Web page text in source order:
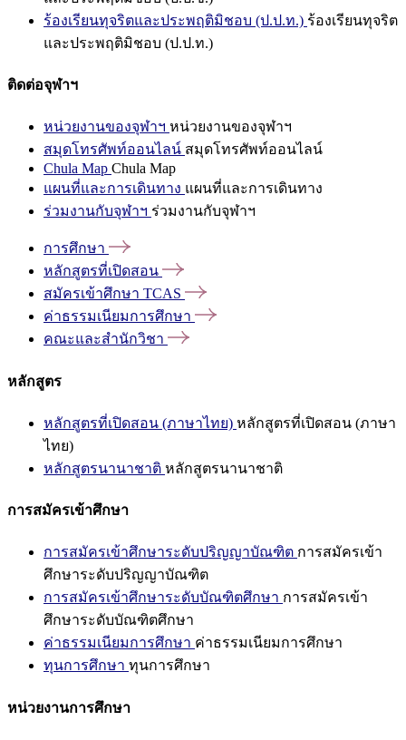
ร้องเรียนทุจริตและประพฤติมิชอบ (ป.ป.ท.) ร้องเรียนทุจริต
และประพฤติมิชอบ (ป.ป.ท.)
ติดต่อจุฬาฯ
หน่วยงานของจุฬาฯ หน่วยงานของจุฬาฯ
สมุดโทรศัพท์ออนไลน์ สมุดโทรศัพท์ออนไลน์
Chula Map Chula Map
แผนที่และการเดินทาง แผนที่และการเดินทาง
ร่วมงานกับจุฬาฯ ร่วมงานกับจุฬาฯ
การศึกษา
หลักสูตรที่เปิดสอน
สมัครเข้าศึกษา TCAS
ค่าธรรมเนียมการศึกษา
คณะและสำนักวิชา
หลักสูตร
หลักสูตรที่เปิดสอน (ภาษาไทย) หลักสูตรที่เปิดสอน (ภาษา
ไทย)
หลักสูตรนานาชาติ หลักสูตรนานาชาติ
การสมัครเข้าศึกษา
การสมัครเข้าศึกษาระดับปริญญาบัณฑิต การสมัครเข้า
ศึกษาระดับปริญญาบัณฑิต
การสมัครเข้าศึกษาระดับบัณฑิตศึกษา การสมัครเข้า
ศึกษาระดับบัณฑิตศึกษา
ค่าธรรมเนียมการศึกษา ค่าธรรมเนียมการศึกษา
ทุนการศึกษา ทุนการศึกษา
หน่วยงานการศึกษา